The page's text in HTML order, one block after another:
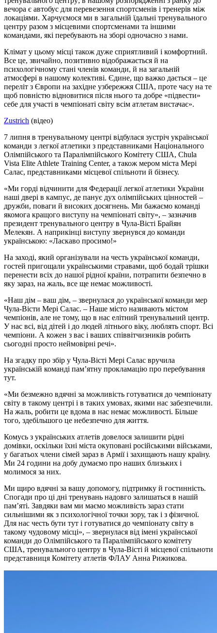
вечора є автобус для перевезення спортсменів і тренерів між
локаціями. Харчуємося ми в загальній їдальні тренувального
центру разом з місцевими спортсменами та іншими
командами, які перебувають на зборі одночасно з нами.
Клімат у цьому місці також дуже сприятливий і комфортний.
Все це, звичайно, позитивно відображається й на
психологічному стані членів команди, й на загальній
атмосфері в нашому колективі. Єдине, що важко дається – це
переліт з Європи на західне узбережжя США, проте часу на те
щоб повністю відновитися після нього та добре «підвести»
себе для участі в чемпіонаті світу всім атлетам вистачає».
Zustrich (відео)
7 липня в тренувальному центрі відбулася зустріч української
команди з легкої атлетики з представниками Національного
Олімпійського та Паралімпійського Комітету США, Chula
Vista Elite Athlete Training Center, а також мером міста Мері
Салас, представниками місцевої спільноти й бізнесу.
«Ми горді відчинити для Федерації легкої атлетики України
наші двері в кампус, де панує дух олімпійських цінностей –
дружби, поваги й високих досягнень. Ми бажаємо команді
якомога кращого виступу на чемпіонаті світу», – зазначив
президент тренувального центру в Чула-Вісті Брайян
Мелекян. А наприкінці виступу звернувся до команди
українською: «Ласкаво просимо!»
На заході, який організували на честь української команди,
гостей пригощали українськими стравами, щоб бодай трішки
перенести всіх до нашої рідної країни, потрапити безпечно в
яку зараз, на жаль, все ще немає можливості.
«Наш дім – ваш дім, – звернулася до української команди мер
Чула-Вісти Мері Салас. – Наше місто називають містом
чемпіонів, але не тому, що в нас елітний тренувальний центр.
У нас всі, від дітей і до людей літнього віку, люблять спорт. Всі
чемпіони. А кожен з вас і ваших співвітчизників робить
сьогодні просто неймовірні речі».
На згадку про збір у Чула-Вісті Мері Салас вручила
українській команді пам’ятну прокламацію про перебування
тут.
«Ми безмежно вдячні за можливість готуватися до чемпіонату
світу в такому центрі і в таких умовах, якими нас забезпечили.
На жаль, робити це вдома в нас немає можливості. Більше
того, здебільшого це небезпечно для життя.
Комусь з українських атлетів довелося залишити рідні
домівки, оскільки їхні міста окуповані російськими військами,
у багатьох члени сімей зараз в Армії і захищають нашу країну.
Ми 24 години на добу думаємо про наших близьких і
молимося за них.
Ми щиро вдячні за вашу допомогу, підтримку й гостинність.
Спогади про ці дні тренувань надовго залишаться в нашій
пам’яті. Завдяки вам ми маємо можливість зараз стати
сильнішими як з психологічної точки зору, так і з фізичної.
Для нас честь бути тут і готуватися до чемпіонату світу в
такому чудовому місці», – звернулася від імені української
команди до Олімпійського та Паралімпійського комітету
США, тренувального центру в Чула-Вісті й місцевої спільноти
представниця Комітету атлетів ФЛАУ Анна Рижикова.